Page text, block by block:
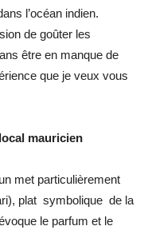
l’océan indien.
de goûter les
être en manque de
que je veux vous
mauricien
met particulièrement
plat symbolique de la
le parfum et le